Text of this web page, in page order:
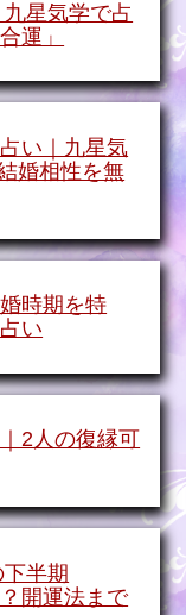
星気学で占
運」
い｜九星気
婚相性を無
時期を特
い
2人の復縁可
半期
開運法まで